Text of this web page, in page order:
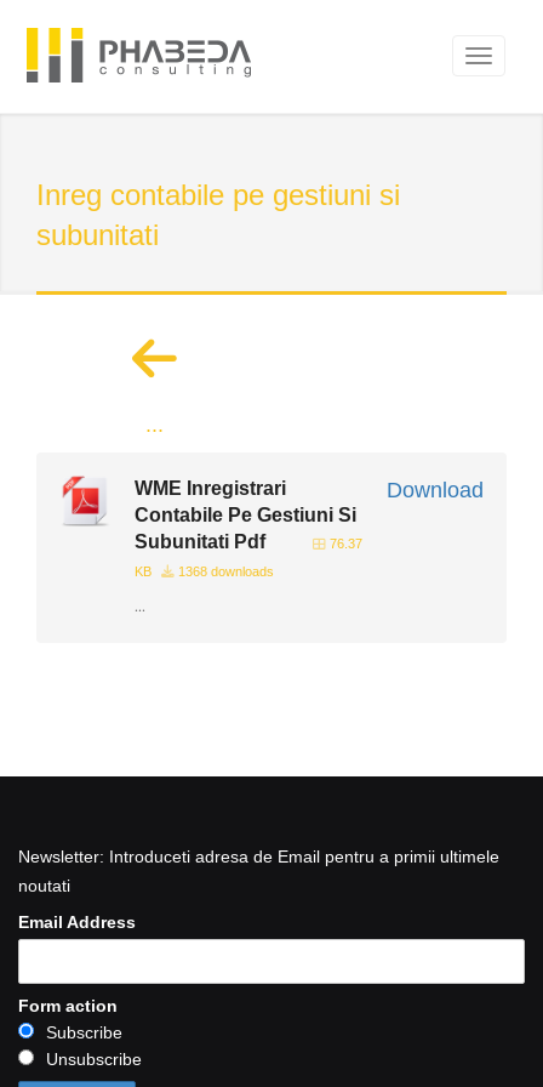
Inreg contabile pe gestiuni si
subunitati
...
Download
WME Inregistrari
Contabile Pe Gestiuni Si
Subunitati Pdf
76.37
KB
1368 downloads
...
Newsletter: Introduceti adresa de Email pentru a primii ultimele
noutati
Email Address
Form action
Subscribe
Unsubscribe